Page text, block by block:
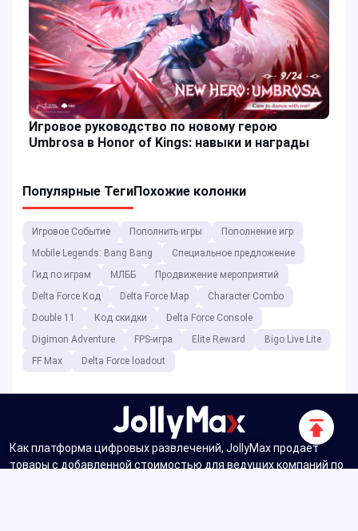
Игровое руководство по новому герою
Umbrosa в Honor of Kings: навыки и награды
Популярные ТегиПохожие колонки
Игровое Событие Пополнить игры
Пополнение игр
Mobile Legends: Bang Bang
Специальное предложение
Гид по играм
МЛББ
Продвижение мероприятий
Delta Force Код
Delta Force Map
Character Combo
Double 11
Код скидки
Delta Force Console
Digimon Adventure
FPS-игра Elite Reward
Bigo Live Lite
FF Max
Delta Force loadout
Как платформа цифровых развлечений, JollyMax продает
товары с добавленной стоимостью для ведущих компаний по
вверх